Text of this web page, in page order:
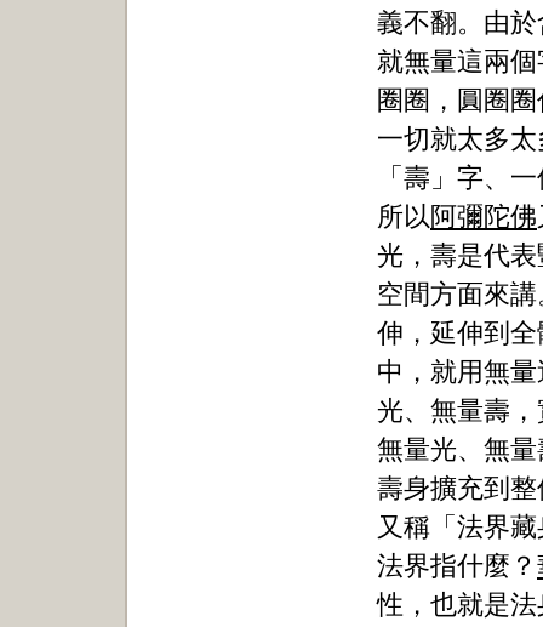
義不翻。由
就無量這兩
圈圈，圓圈
一切就太多
「壽」字、
所以阿彌陀佛
光，壽是代
空間方面來
伸，延伸到
中，就用無
光、無量壽
無量光、無
壽身擴充到
又稱「法界
法界指什麼？
性，也就是